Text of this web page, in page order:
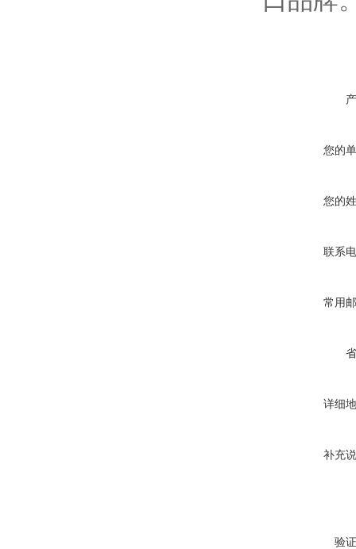
您的
您的
联系
常用
详细
补充
验